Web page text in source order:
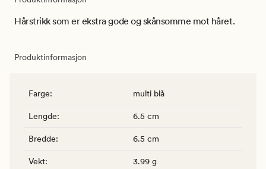
Hårstrikk som er ekstra gode og skånsomme mot håret.
Produktinformasjon
Farge: multi blå
Lengde: 6.5 cm
Bredde: 6.5 cm
Vekt: 3.99 g